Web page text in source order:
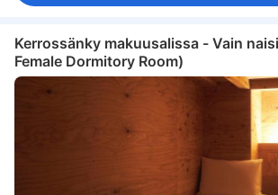
Kerrossänky makuusalissa - Vain
Female Dormitory Room)